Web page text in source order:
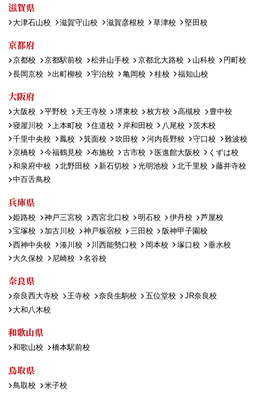
滋賀県
大津石山校 滋賀守山校 滋賀彦根校 草津校 堅田校
京都府
京都校 京都駅前校 松井山手校 京都北大路校 山科校
円町校
長岡京校
出町柳校 宇治校 亀岡校 桂校 福知山校
大阪府
大阪校 平野校 天王寺校 堺東校 枚方校 高槻校
豊中校
寝屋川校
上本町校 住道校 岸和田校 八尾校
茨木校
千里中央校
鳳校 箕面校 吹田校 河内長野校 守口校
難波校
京橋校
今福鶴見校 布施校 古市校 医進館大阪校
くずは校
和泉府中校
北野田校 新石切校 光明池校 北千里校
藤井寺校
中百舌鳥校
兵庫県
姫路校 神戸三宮校 西宮北口校 明石校 伊丹校
芦屋校
宝塚校
加古川校 神戸板宿校 三田校
阪神甲子園校
西神中央校
湊川校 川西能勢口校 岡本校 塚口校
垂水校
大久保校
尼崎校 名谷校
奈良県
奈良西大寺校 王寺校 奈良生駒校 五位堂校
JR奈良校
大和八木校
和歌山県
和歌山校 橋本駅前校
鳥取県
鳥取校 米子校